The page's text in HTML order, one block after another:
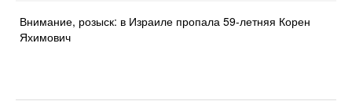
Внимание, розыск: в Израиле пропала 59-летняя Корен
Яхимович